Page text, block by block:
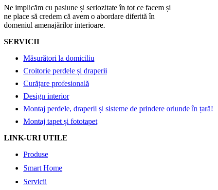
Ne implicăm cu pasiune și seriozitate în tot ce facem și
ne place să credem că avem o abordare diferită în
domeniul amenajărilor interioare.
SERVICII
Măsurători la domiciliu
Croitorie perdele și draperii
Curățare profesională
Design interior
Montaj perdele, draperii și sisteme de prindere oriunde în țară!
Montaj tapet și fototapet
LINK-URI UTILE
Produse
Smart Home
Servicii